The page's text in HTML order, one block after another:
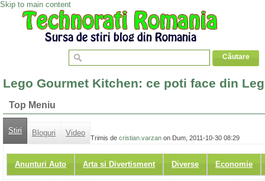
Skip to main content
Lego Gourmet Kitchen: ce poti face din
Top Meniu
Stiri Bloguri Video
Anunturi Auto Arta si Divertisment Diverse Economie
Trimis de cristian.varzan on Dum, 2011-10-30 08:29